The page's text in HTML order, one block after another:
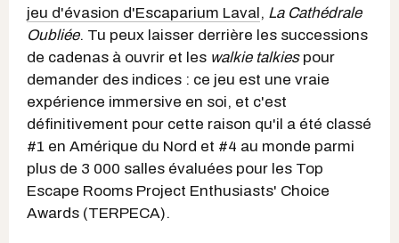
jeu d'évasion d'Escaparium Laval, La Cathédrale
Oubliée. Tu peux laisser derrière les successions
de cadenas à ouvrir et les walkie talkiespour
demander des indices : ce jeu est une vraie
expérience immersive en soi, et c'est
définitivement pour cette raison qu'il a été classé
#1 en Amérique du Nord et #4 au monde parmi
plus de 3 000 salles évaluées pour les Top
Escape Rooms Project Enthusiasts' Choice
Awards (TERPECA).